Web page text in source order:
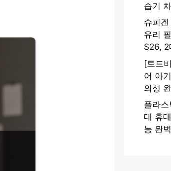
습기
슈피
유리
S26, 2
[토드
어 아
의성
플라
대 휴
능 완